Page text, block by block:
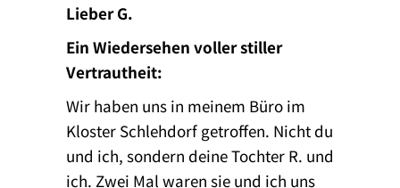
Lieber G.
Ein Wiedersehen voller stiller
Vertrautheit:
Wir haben uns in meinem Büro im
Kloster Schlehdorf getroffen. Nicht du
und ich, sondern deine Tochter R. und
ich. Zwei Mal waren sie und ich uns